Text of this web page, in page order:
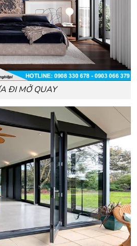
ĐI MỞ QUAY